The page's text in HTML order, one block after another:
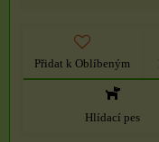
Přidat k Oblíbeným
Hlídací pes